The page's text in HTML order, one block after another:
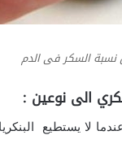
السكر فى الدم
الى نوعين :
لا يستطيع